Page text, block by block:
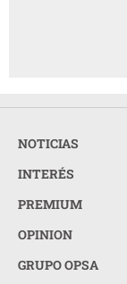
NOTICIAS
INTERÉS
PREMIUM
OPINION
GRUPO OPSA